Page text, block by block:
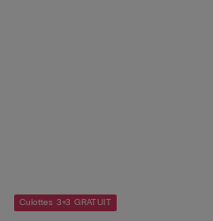
Culottes 3+3 GRATUIT